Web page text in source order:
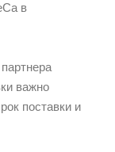
в
важно
поставки и